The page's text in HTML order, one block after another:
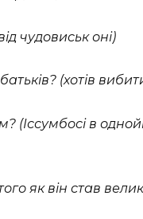
чудовиськ оні)
(хотів
(Іссумбосі в
як він став